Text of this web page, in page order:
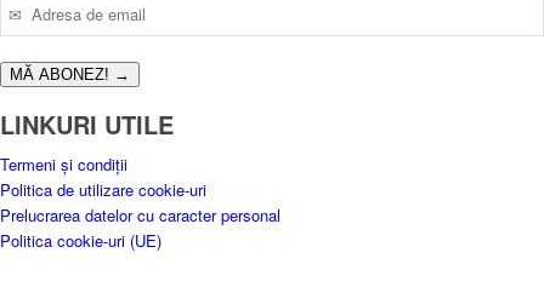
MĂ ABONEZ! →
LINKURI UTILE
Termeni și condiții
Politica de utilizare cookie-uri
Prelucrarea datelor cu caracter personal
Politica cookie-uri (UE)